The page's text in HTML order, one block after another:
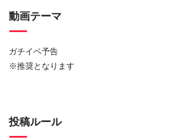
動画テーマ
ガチイベ予告
※推奨となります
投稿ルール